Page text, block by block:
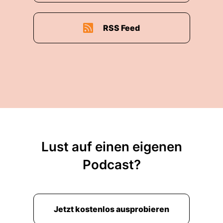
zugesagt und deshalb bin ich ganz besonders
froh hier heute eine Gesprächspartnerin zu
treffen.
00:02:42: Ich teile nämlich total eure
Überzeugung, dass es noch viel mehr zu
00:02:48: Ja Ja, klasse.
RSS Feed
Lust auf einen eigenen
Podcast?
Jetzt kostenlos ausprobieren